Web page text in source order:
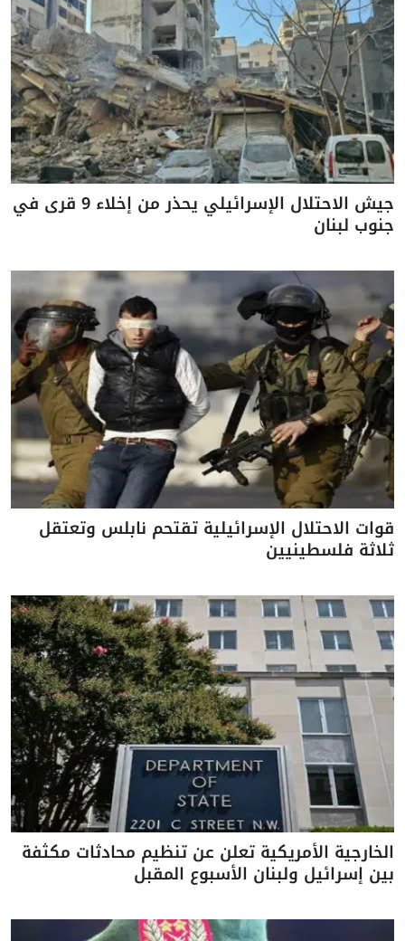
جيش الاحتلال الإسرائيلي يحذر من إخلاء 9 قرى في
جنوب لبنان
قوات الاحتلال الإسرائيلية تقتحم نابلس وتعتقل
ثلاثة فلسطينيين
الخارجية الأمريكية تعلن عن تنظيم محادثات مكثفة
بين إسرائيل ولبنان الأسبوع المقبل